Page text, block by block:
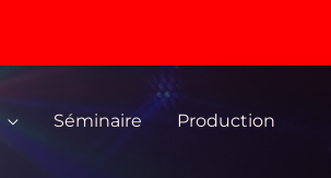
Séminaire Production